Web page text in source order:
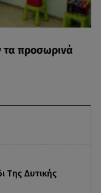
Της Δυτικής
τα προσωρινά